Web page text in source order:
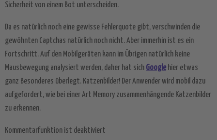
Sicherheit von einem Bot unterscheiden.
Da es natürlich noch eine gewisse Fehlerquote gibt, verschwinden die
gewöhnten Captchas natürlich noch nicht. Aber immerhin ist es ein
Fortschritt. Auf den Mobilgeräten kann im Übrigen natürlich keine
Mausbewegung analysiert werden, daher hat sich Google hier etwas
ganz Besonderes überlegt. Katzenbilder! Der Anwender wird mobil dazu
aufgefordert, wie bei einer Art Memory zusammenhängende Katzenbilder
zu erkennen.
Kommentarfunktion ist deaktiviert